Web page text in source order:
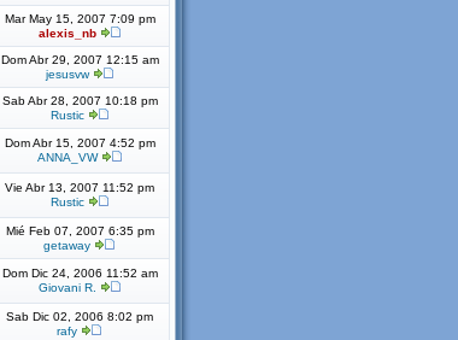
Mar May 15, 2007 7:09 pm
alexis_nb
Dom Abr 29, 2007 12:15 am
jesusvw
Sab Abr 28, 2007 10:18 pm
Rustic
Dom Abr 15, 2007 4:52 pm
ANNA_VW
Vie Abr 13, 2007 11:52 pm
Rustic
Mié Feb 07, 2007 6:35 pm
getaway
Dom Dic 24, 2006 11:52 am
Giovani R.
Sab Dic 02, 2006 8:02 pm
rafy